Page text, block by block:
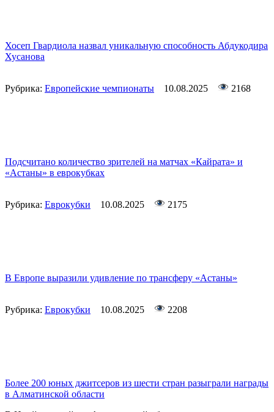
Хосеп Гвардиола назвал уникальную способность Абдукодира
Хусанова
Рубрика: Европейские чемпионаты 10.08.2025 2168
Подсчитано количество зрителей на матчах «Кайрата» и
«Астаны» в еврокубках
Рубрика: Еврокубки 10.08.2025 2175
В Европе выразили удивление по трансферу «Астаны»
Рубрика: Еврокубки 10.08.2025 2208
Более 200 юных джитсеров из шести стран разыграли награды
в Алматинской области